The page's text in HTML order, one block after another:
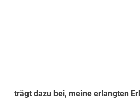
trägt dazu bei, meine erlangten